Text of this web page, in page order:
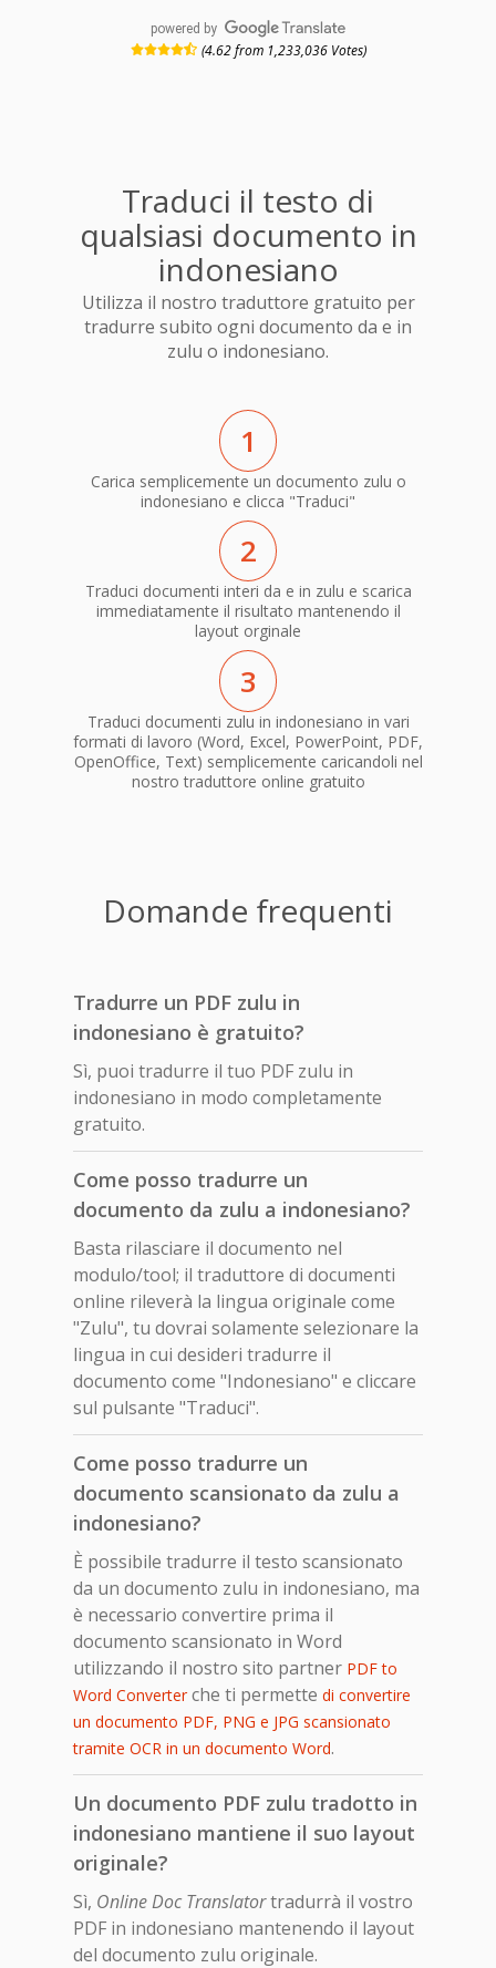
powered by
(4.62 from 1,233,036 Votes)
Traduci il testo di
qualsiasi documento in
indonesiano
Utilizza il nostro traduttore gratuito per
tradurre subito ogni documento da e in
zulu o indonesiano.
1
Carica semplicemente un documento zulu o
indonesiano e clicca "Traduci"
2
Traduci documenti interi da e in zulu e scarica
immediatamente il risultato mantenendo il
layout orginale
3
Traduci documenti zulu in indonesiano in vari
formati di lavoro (Word, Excel, PowerPoint, PDF,
OpenOffice, Text) semplicemente caricandoli nel
nostro traduttore online gratuito
Domande frequenti
Tradurre un PDF zulu in
indonesiano è gratuito?
Sì, puoi tradurre il tuo PDF zulu in
indonesiano in modo completamente
gratuito.
Come posso tradurre un
documento da zulu a indonesiano?
Basta rilasciare il documento nel
modulo/tool; il traduttore di documenti
online rileverà la lingua originale come
"Zulu", tu dovrai solamente selezionare la
lingua in cui desideri tradurre il
documento come "Indonesiano" e cliccare
sul pulsante "Traduci".
Come posso tradurre un
documento scansionato da zulu a
indonesiano?
È possibile tradurre il testo scansionato
da un documento zulu in indonesiano, ma
è necessario convertire prima il
documento scansionato in Word
utilizzando il nostro sito partner PDF to
Word Converterche ti permette di convertire
un documento PDF, PNG e JPG scansionato
tramite OCR in un documento Word.
Un documento PDF zulu tradotto in
indonesiano mantiene il suo layout
originale?
Sì, Online Doc Translatortradurrà il vostro
PDF in indonesiano mantenendo il layout
del documento zulu originale.